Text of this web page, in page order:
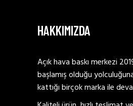
HAKKIMIZDA
Açık hava baskı merkezi
başlamış olduğu
kattığı birçok marka ile